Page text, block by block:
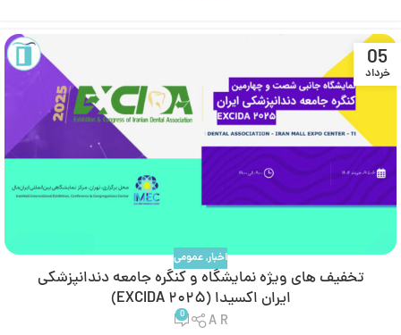
05
خرداد
اخبار,عمومی
تخفیف های ویژه نمایشگاه و کنگره جامعه دندانپزشکی
ایران اکسیدا (EXCIDA ۲۰۲۵)
A R
0